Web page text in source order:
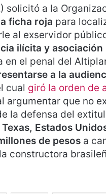
solicitó a la
ficha roja para
al exservidor
ilícita y asociación
el penal del
a la
cual giró la orden de
argumentar que no
la defensa del
Estados
de pesos a
constructora